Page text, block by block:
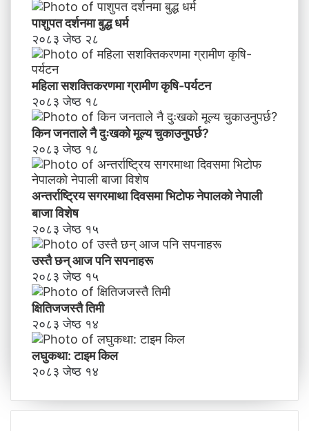
पाशुपत दर्शनमा बुद्ध धर्म​
२०८३ जेष्ठ २८
महिला सशक्तिकरणमा ग्रामीण कृषि-पर्यटन
२०८३ जेष्ठ १८
किन जनताले नै दुःखको मूल्य चुकाउनुपर्छ?
२०८३ जेष्ठ १८
अन्तर्राष्ट्रिय सगरमाथा दिवसमा भिटाेफ नेपालकाे नेपाली
बाजा विशेष
२०८३ जेष्ठ १५
उस्तै छन् आज पनि सपनाहरू
२०८३ जेष्ठ १५
क्षितिजजस्तै तिमी
२०८३ जेष्ठ १४
लघुकथा: टाइम किल
२०८३ जेष्ठ १४